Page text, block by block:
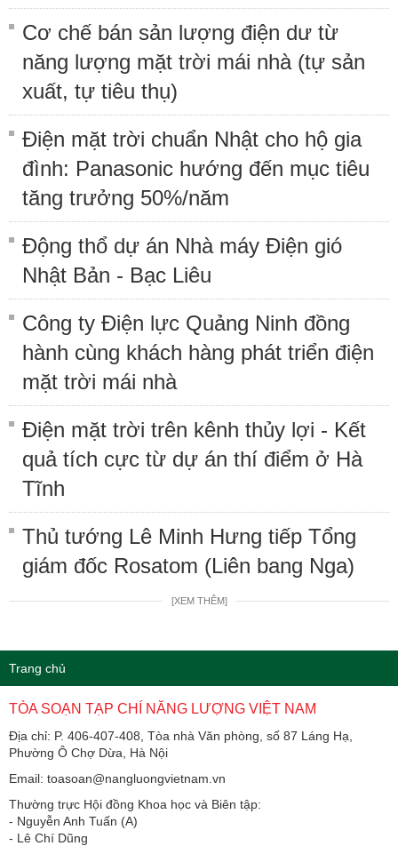
Cơ chế bán sản lượng điện dư từ
năng lượng mặt trời mái nhà (tự sản
xuất, tự tiêu thụ)
Điện mặt trời chuẩn Nhật cho hộ gia
đình: Panasonic hướng đến mục tiêu
tăng trưởng 50%/năm
Động thổ dự án Nhà máy Điện gió
Nhật Bản - Bạc Liêu
Công ty Điện lực Quảng Ninh đồng
hành cùng khách hàng phát triển điện
mặt trời mái nhà
Điện mặt trời trên kênh thủy lợi - Kết
quả tích cực từ dự án thí điểm ở Hà
Tĩnh
Thủ tướng Lê Minh Hưng tiếp Tổng
giám đốc Rosatom (Liên bang Nga)
[XEM THÊM]
Trang chủ
TÒA SOẠN TẠP CHÍ NĂNG LƯỢNG VIỆT NAM
Địa chỉ: P. 406-407-408, Tòa nhà Văn phòng, số 87 Láng Hạ,
Phường Ô Chợ Dừa, Hà Nội
Email: toasoan@nangluongvietnam.vn
Thường trực Hội đồng Khoa học và Biên tập:
​​​​​​- Nguyễn Anh Tuấn (A)
- Lê Chí Dũng